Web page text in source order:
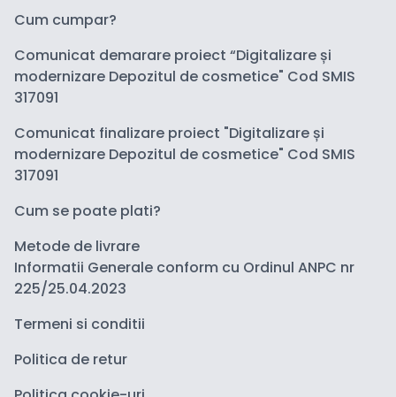
Cum cumpar?
Comunicat demarare proiect “Digitalizare și
modernizare Depozitul de cosmetice" Cod SMIS
317091
Comunicat finalizare proiect "Digitalizare și
modernizare Depozitul de cosmetice" Cod SMIS
317091
Cum se poate plati?
Metode de livrare
Informatii Generale conform cu Ordinul ANPC nr
225/25.04.2023
Termeni si conditii
Politica de retur